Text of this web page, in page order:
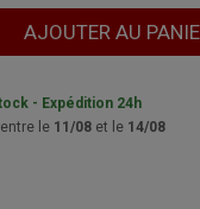
AJOUTER AU
- Expédition 24h
le 11/08 et le 14/08